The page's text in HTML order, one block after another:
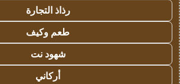
رذاذ التجارة
طعم وكيف
شهود نت
أركاني